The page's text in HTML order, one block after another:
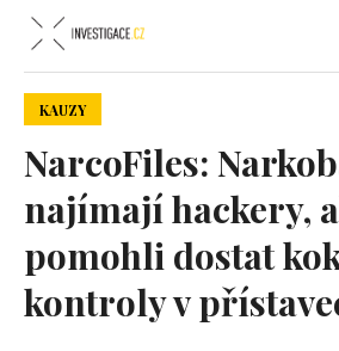
KAUZY
NarcoFiles:
najímají hackery,
pomohli dostat
kontroly v